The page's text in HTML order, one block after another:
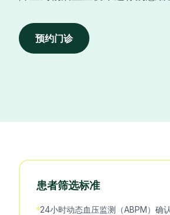
预约门诊
患者筛选标准
24小时动态血压监测（ABPM）